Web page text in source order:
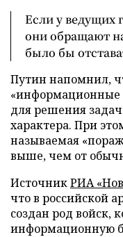
Если у ведущих
они обращают
было бы
Путин напомнил,
«информационные
для решения
характера. При
называемая
выше, чем от
ИсточникРИА
что в российской
создан род войск,
информационную